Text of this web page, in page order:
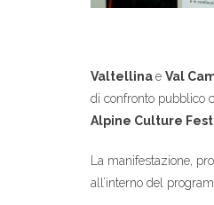
Valtellinae Val
di confronto pubblico
Alpine Culture Fest
La manifestazione,
all’interno del